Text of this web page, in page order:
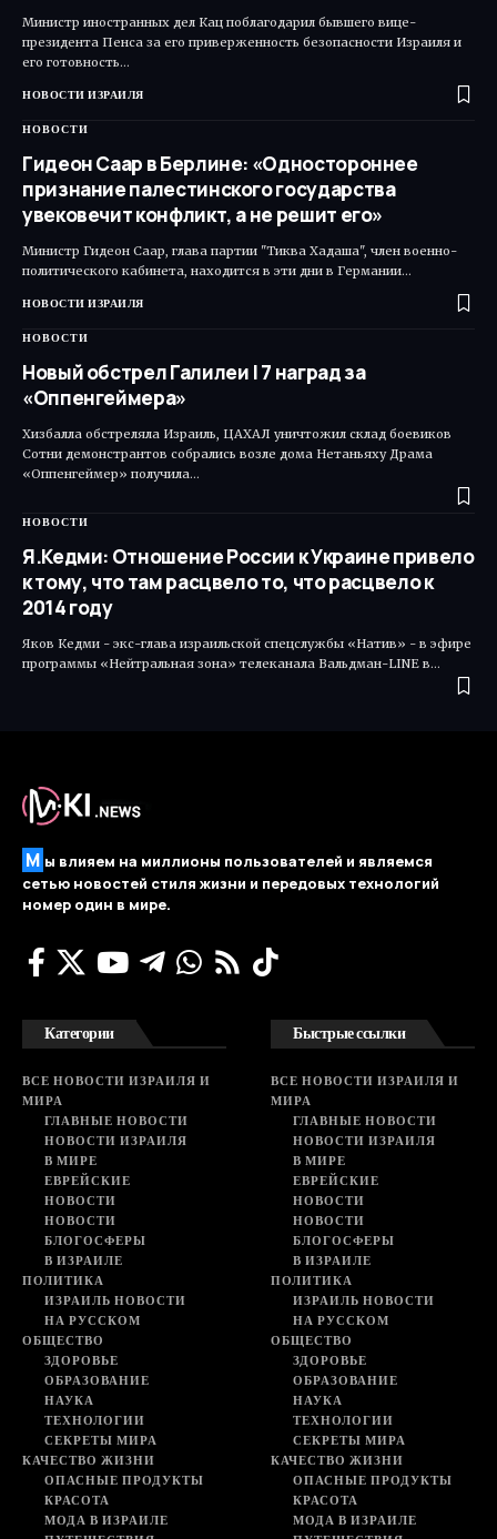
Министр иностранных дел Кац поблагодарил бывшего вице-
президента Пенса за его приверженность безопасности Израиля и
его готовность…
НОВОСТИ ИЗРАИЛЯ
НОВОСТИ
Гидеон Саар в Берлине: «Одностороннее
признание палестинского государства
увековечит конфликт, а не решит его»
Министр Гидеон Саар, глава партии "Тиква Хадаша", член военно-
политического кабинета, находится в эти дни в Германии…
НОВОСТИ ИЗРАИЛЯ
НОВОСТИ
Новый обстрел Галилеи | 7 наград за
«Оппенгеймера»
Хизбалла обстреляла Израиль, ЦАХАЛ уничтожил склад боевиков
Сотни демонстрантов собрались возле дома Нетаньяху Драма
«Оппенгеймер» получила…
НОВОСТИ
Я.Кедми: Отношение России к Украине привело
к тому, что там расцвело то, что расцвело к
2014 году
Яков Кедми - экс-глава израильской спецслужбы «Натив» - в эфире
программы «Нейтральная зона» телеканала Вальдман-LINE в…
М ы влияем на миллионы пользователей и являемся
сетью новостей стиля жизни и передовых технологий
номер один в мире.
Категории
ВСЕ НОВОСТИ ИЗРАИЛЯ И
МИРА
ГЛАВНЫЕ НОВОСТИ
НОВОСТИ ИЗРАИЛЯ
В МИРЕ
ЕВРЕЙСКИЕ
НОВОСТИ
НОВОСТИ
БЛОГОСФЕРЫ
В ИЗРАИЛЕ
ПОЛИТИКА
ИЗРАИЛЬ НОВОСТИ
НА РУССКОМ
ОБЩЕСТВО
ЗДОРОВЬЕ
ОБРАЗОВАНИЕ
НАУКА
ТЕХНОЛОГИИ
СЕКРЕТЫ МИРА
КАЧЕСТВО ЖИЗНИ
ОПАСНЫЕ ПРОДУКТЫ
КРАСОТА
МОДА В ИЗРАИЛЕ
Быстрые ссылки
ВСЕ НОВОСТИ ИЗРАИЛЯ И
МИРА
ГЛАВНЫЕ НОВОСТИ
НОВОСТИ ИЗРАИЛЯ
В МИРЕ
ЕВРЕЙСКИЕ
НОВОСТИ
НОВОСТИ
БЛОГОСФЕРЫ
В ИЗРАИЛЕ
ПОЛИТИКА
ИЗРАИЛЬ НОВОСТИ
НА РУССКОМ
ОБЩЕСТВО
ЗДОРОВЬЕ
ОБРАЗОВАНИЕ
НАУКА
ТЕХНОЛОГИИ
СЕКРЕТЫ МИРА
КАЧЕСТВО ЖИЗНИ
ОПАСНЫЕ ПРОДУКТЫ
КРАСОТА
МОДА В ИЗРАИЛЕ